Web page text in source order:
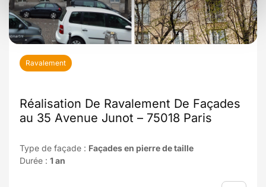
Ravalement
Réalisation De Ravalement De Façades
au 35 Avenue Junot – 75018 Paris
Type de façade : Façades en pierre de taille
Durée : 1 an